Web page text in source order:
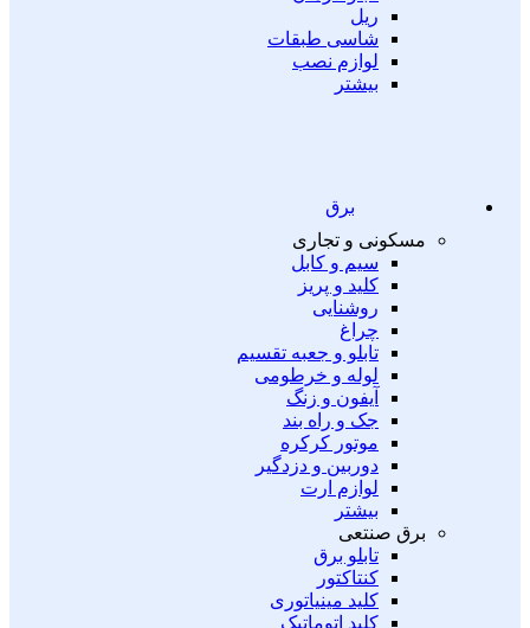
ریل
شاسی طبقات
لوازم نصب
بیشتر
برق
مسکونی و تجاری
سیم و کابل
کلید و پریز
روشنایی
چراغ
تابلو و جعبه تقسیم
لوله و خرطومی
آیفون و زنگ
جک و راه بند
موتور کرکره
دوربین و دزدگیر
لوازم ارت
بیشتر
برق صنتعی
تابلو برق
کنتاکتور
کلید مینیاتوری
کلید اتوماتیک